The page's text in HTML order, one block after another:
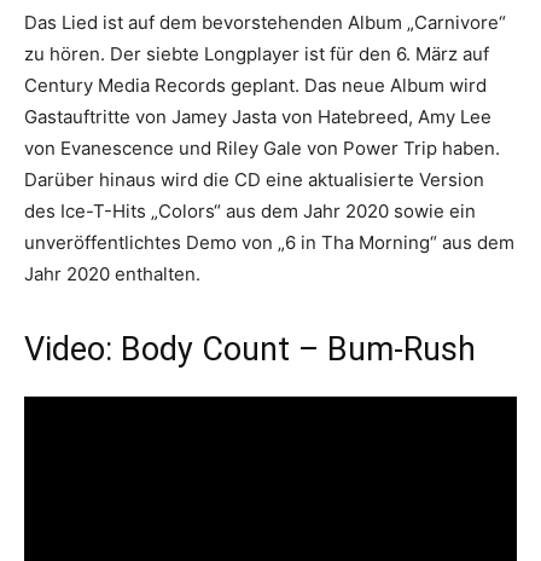
Das Lied ist auf dem bevorstehenden Album „Carnivore“
zu hören. Der siebte Longplayer ist für den 6. März auf
Century Media Records geplant. Das neue Album wird
Gastauftritte von Jamey Jasta von Hatebreed, Amy Lee
von Evanescence und Riley Gale von Power Trip haben.
Darüber hinaus wird die CD eine aktualisierte Version
des Ice-T-Hits „Colors“ aus dem Jahr 2020 sowie ein
unveröffentlichtes Demo von „6 in Tha Morning“ aus dem
Jahr 2020 enthalten.
Video: Body Count – Bum-Rush